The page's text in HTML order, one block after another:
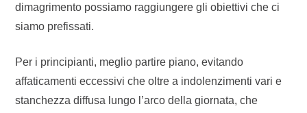
dimagrimento possiamo raggiungere gli obiettivi che ci
siamo prefissati.
Per i principianti, meglio partire piano, evitando
affaticamenti eccessivi che oltre a indolenzimenti vari e
stanchezza diffusa lungo l’arco della giornata, che